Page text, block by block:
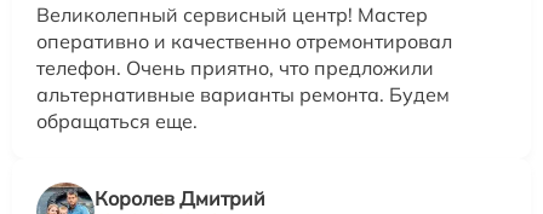
Великолепный сервисный центр! Мастер
оперативно и качественно отремонтировал
телефон. Очень приятно, что предложили
альтернативные варианты ремонта. Будем
обращаться еще.
Королев Дмитрий